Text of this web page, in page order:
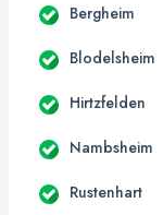
Bergheim
Blodelsheim
Hirtzfelden
Nambsheim
Rustenhart